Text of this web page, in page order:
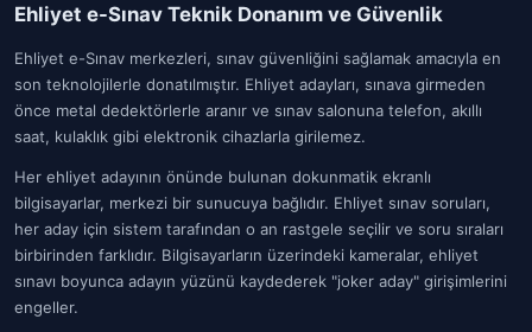
Ehliyet e-Sınav Teknik Donanım ve Güvenlik
Ehliyet e-Sınav merkezleri, sınav güvenliğini sağlamak amacıyla en
son teknolojilerle donatılmıştır. Ehliyet adayları, sınava girmeden
önce metal dedektörlerle aranır ve sınav salonuna telefon, akıllı
saat, kulaklık gibi elektronik cihazlarla girilemez.
Her ehliyet adayının önünde bulunan dokunmatik ekranlı
bilgisayarlar, merkezi bir sunucuya bağlıdır. Ehliyet sınav soruları,
her aday için sistem tarafından o an rastgele seçilir ve soru sıraları
birbirinden farklıdır. Bilgisayarların üzerindeki kameralar, ehliyet
sınavı boyunca adayın yüzünü kaydederek "joker aday" girişimlerini
engeller.